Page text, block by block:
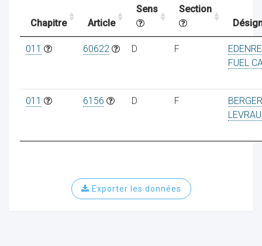
Chapitre Article
Sens
Section
011 60622 D F
FUEL
011 6156 D F
BERGER
Exporter les données